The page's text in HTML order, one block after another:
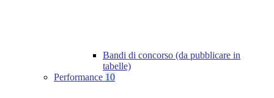
Bandi di concorso (da pubblicare in
tabelle)
Performance 10